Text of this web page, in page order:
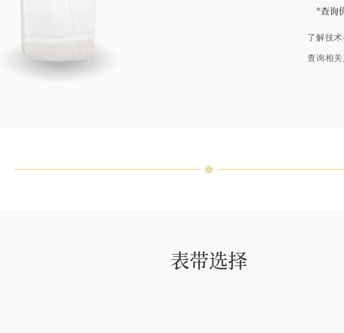
*查询
顿的
特镶
客户
了解技
查询相
表带选择